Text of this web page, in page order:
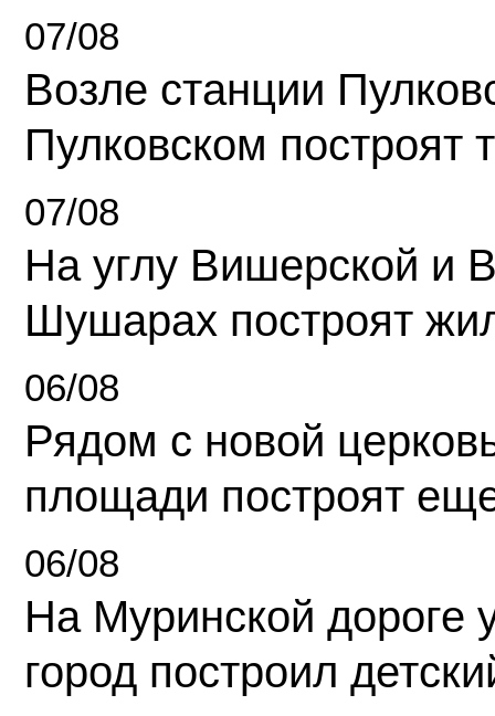
07/08
Возле станции
Пулковском построят
07/08
На углу Вишерской и
Шушарах построят
06/08
Рядом с новой
площади построят
06/08
На Муринской дороге
город построил